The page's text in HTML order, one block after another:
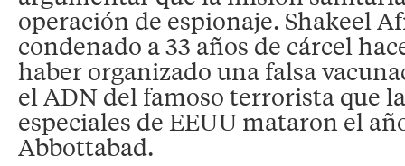
operación de espionaje. Shakeel
condenado a 33 años de cárcel
haber organizado una falsa
el ADN del famoso terrorista que
especiales de EEUU mataron el
Abbottabad.